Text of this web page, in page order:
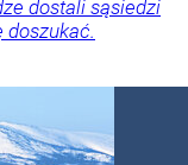
dostali sąsiedzi
doszukać.